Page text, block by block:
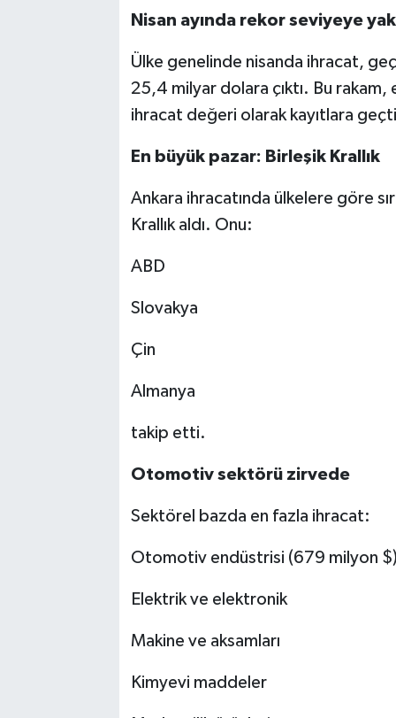
Nisan ayında rekor seviyeye
Ülke genelinde nisanda ihracat,
25,4 milyar dolara çıktı. Bu rakam,
ihracat değeri olarak kayıtlara
En büyük pazar: Birleşik Krallık
Ankara ihracatında ülkelere göre
Krallık aldı. Onu:
ABD
Slovakya
Çin
Almanya
takip etti.
Otomotiv sektörü zirvede
Sektörel bazda en fazla ihracat:
Otomotiv endüstrisi (679 milyon
Elektrik ve elektronik
Makine ve aksamları
Kimyevi maddeler